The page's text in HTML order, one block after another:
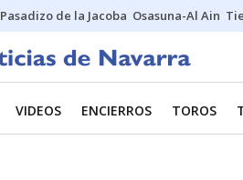
Pasadizo de la Jacoba Osasuna-Al Ain
VIDEOS ENCIERROS TOROS